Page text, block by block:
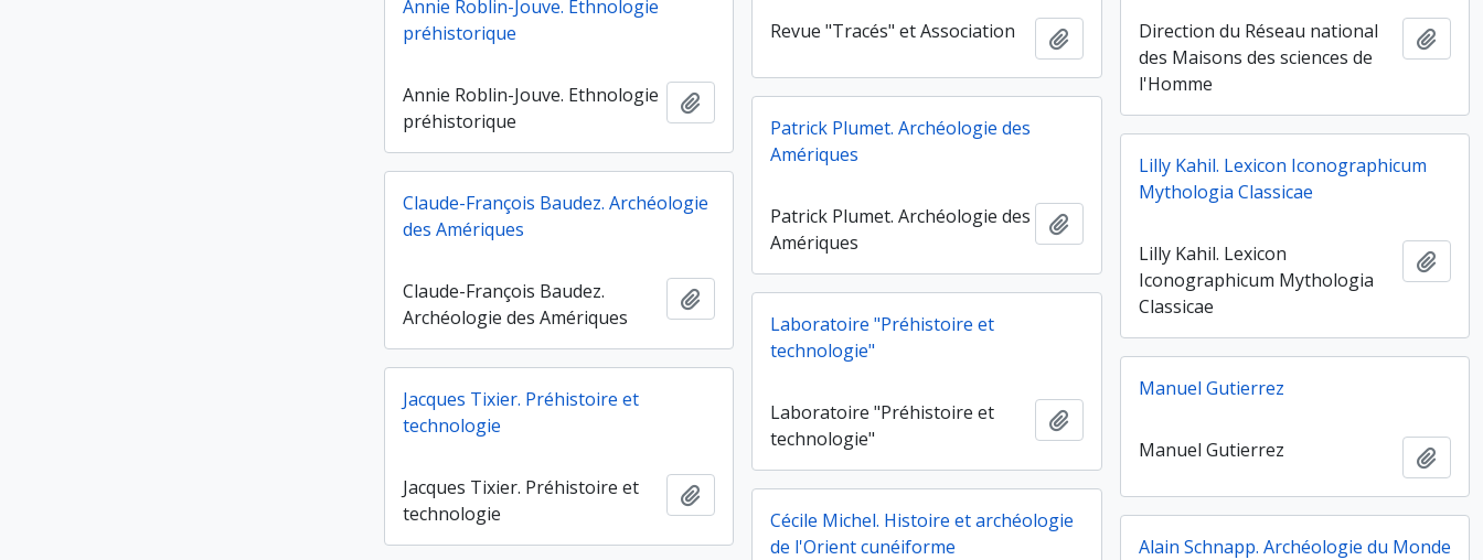
Direction du Réseau national
des Maisons des sciences de
l'Homme
Revue "Tracés" et Association Ajouter au presse-papier
Annie Roblin-Jouve. Ethnologie
préhistorique
Annie Roblin-Jouve. Ethnologie
préhistorique
Ajouter au presse-papier
Patrick Plumet. Archéologie des
Amériques
Patrick Plumet. Archéologie des
Amériques
Ajouter au presse-papier
Lilly Kahil. Lexicon Iconographicum
Mythologia Classicae
Lilly Kahil. Lexicon
Iconographicum Mythologia
Classicae
Claude-François Baudez. Archéologie
des Amériques
Claude-François Baudez.
Archéologie des Amériques
Ajouter au presse-papier
Laboratoire "Préhistoire et
technologie"
Laboratoire "Préhistoire et
technologie"
Ajouter au presse-papier
Manuel Gutierrez
Manuel Gutierrez
Jacques Tixier. Préhistoire et
technologie
Jacques Tixier. Préhistoire et
technologie
Ajouter au presse-papier
Cécile Michel. Histoire et archéologie
de l'Orient cunéiforme
Alain Schnapp. Archéologie du Monde